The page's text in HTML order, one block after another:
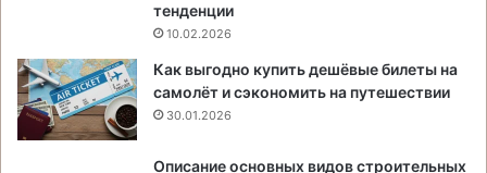
тенденции
10.02.2026
Как выгодно купить дешёвые билеты на
самолёт и сэкономить на путешествии
30.01.2026
Описание основных видов строительных